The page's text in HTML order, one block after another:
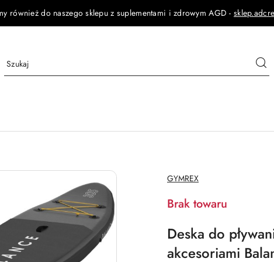
również do naszego sklepu z suplementami i zdrowym AGD -
NAZWA
PRODUCENTA:
GYMREX
Brak towaru
Deska do
akcesoriami